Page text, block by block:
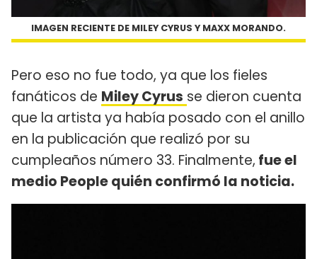
IMAGEN RECIENTE DE MILEY CYRUS Y MAXX MORANDO.
Pero eso no fue todo, ya que los fieles
fanáticos de Miley Cyrus se dieron cuenta
que la artista ya había posado con el anillo
en la publicación que realizó por su
cumpleaños número 33. Finalmente, fue el
medio People quién confirmó la noticia.